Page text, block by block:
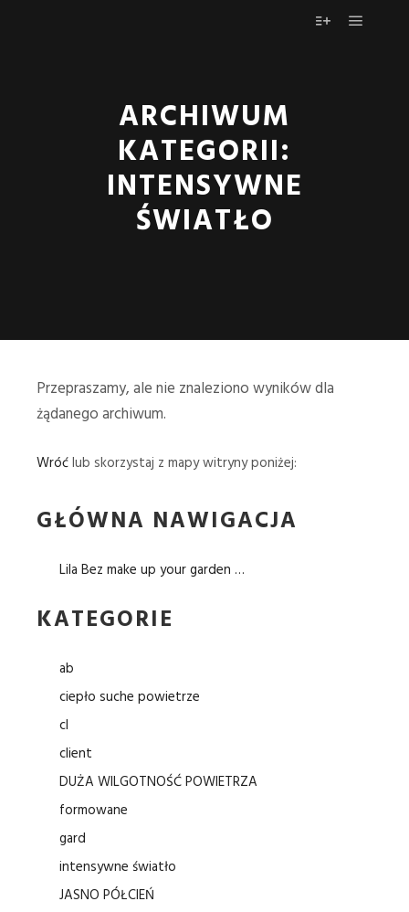
ARCHIWUM
KATEGORII:
INTENSYWNE
ŚWIATŁO
Przepraszamy, ale nie znaleziono wyników dla
żądanego archiwum.
Wróćlub skorzystaj z mapy witryny poniżej:
GŁÓWNA NAWIGACJA
Lila Bez make up your garden …
KATEGORIE
ab
ciepło suche powietrze
cl
client
DUŻA WILGOTNOŚĆ POWIETRZA
formowane
gard
intensywne światło
JASNO PÓŁCIEŃ